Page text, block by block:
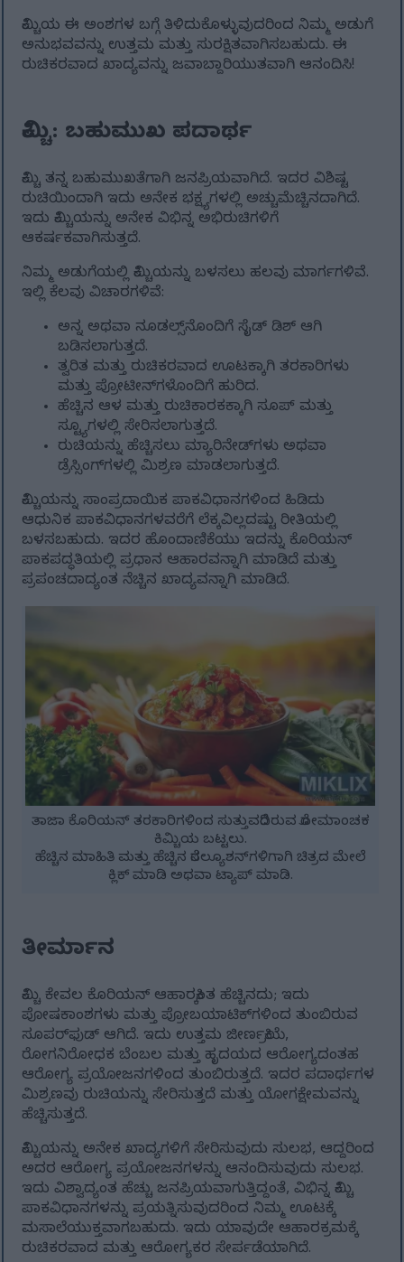
ಕಿಮ್ಚಿಯ ಈ ಅಂಶಗಳ ಬಗ್ಗೆ ತಿಳಿದುಕೊಳ್ಳುವುದರಿಂದ ನಿಮ್ಮ ಅಡುಗೆ
ಅನುಭವವನ್ನು ಉತ್ತಮ ಮತ್ತು ಸುರಕ್ಷಿತವಾಗಿಸಬಹುದು. ಈ
ರುಚಿಕರವಾದ ಖಾದ್ಯವನ್ನು ಜವಾಬ್ದಾರಿಯುತವಾಗಿ ಆನಂದಿಸಿ!
ಕಿಮ್ಚಿ: ಬಹುಮುಖ ಪದಾರ್ಥ
ಕಿಮ್ಚಿ ತನ್ನ ಬಹುಮುಖತೆಗಾಗಿ ಜನಪ್ರಿಯವಾಗಿದೆ. ಇದರ ವಿಶಿಷ್ಟ
ರುಚಿಯಿಂದಾಗಿ ಇದು ಅನೇಕ ಭಕ್ಷ್ಯಗಳಲ್ಲಿ ಅಚ್ಚುಮೆಚ್ಚಿನದಾಗಿದೆ.
ಇದು ಕಿಮ್ಚಿಯನ್ನು ಅನೇಕ ವಿಭಿನ್ನ ಅಭಿರುಚಿಗಳಿಗೆ
ಆಕರ್ಷಕವಾಗಿಸುತ್ತದೆ.
ನಿಮ್ಮ ಅಡುಗೆಯಲ್ಲಿ ಕಿಮ್ಚಿಯನ್ನು ಬಳಸಲು ಹಲವು ಮಾರ್ಗಗಳಿವೆ.
ಇಲ್ಲಿ ಕೆಲವು ವಿಚಾರಗಳಿವೆ:
ಅನ್ನ ಅಥವಾ ನೂಡಲ್ಸ್‌ನೊಂದಿಗೆ ಸೈಡ್ ಡಿಶ್ ಆಗಿ
ಬಡಿಸಲಾಗುತ್ತದೆ.
ತ್ವರಿತ ಮತ್ತು ರುಚಿಕರವಾದ ಊಟಕ್ಕಾಗಿ ತರಕಾರಿಗಳು
ಮತ್ತು ಪ್ರೋಟೀನ್‌ಗಳೊಂದಿಗೆ ಹುರಿದ.
ಹೆಚ್ಚಿನ ಆಳ ಮತ್ತು ರುಚಿಕಾರಕಕ್ಕಾಗಿ ಸೂಪ್ ಮತ್ತು
ಸ್ಟ್ಯೂಗಳಲ್ಲಿ ಸೇರಿಸಲಾಗುತ್ತದೆ.
ರುಚಿಯನ್ನು ಹೆಚ್ಚಿಸಲು ಮ್ಯಾರಿನೇಡ್‌ಗಳು ಅಥವಾ
ಡ್ರೆಸ್ಸಿಂಗ್‌ಗಳಲ್ಲಿ ಮಿಶ್ರಣ ಮಾಡಲಾಗುತ್ತದೆ.
ಕಿಮ್ಚಿಯನ್ನು ಸಾಂಪ್ರದಾಯಿಕ ಪಾಕವಿಧಾನಗಳಿಂದ ಹಿಡಿದು
ಆಧುನಿಕ ಪಾಕವಿಧಾನಗಳವರೆಗೆ ಲೆಕ್ಕವಿಲ್ಲದಷ್ಟು ರೀತಿಯಲ್ಲಿ
ಬಳಸಬಹುದು. ಇದರ ಹೊಂದಾಣಿಕೆಯು ಇದನ್ನು ಕೊರಿಯನ್
ಪಾಕಪದ್ಧತಿಯಲ್ಲಿ ಪ್ರಧಾನ ಆಹಾರವನ್ನಾಗಿ ಮಾಡಿದೆ ಮತ್ತು
ಪ್ರಪಂಚದಾದ್ಯಂತ ನೆಚ್ಚಿನ ಖಾದ್ಯವನ್ನಾಗಿ ಮಾಡಿದೆ.
ತಾಜಾ ಕೊರಿಯನ್ ತರಕಾರಿಗಳಿಂದ ಸುತ್ತುವರೆದಿರುವ ರೋಮಾಂಚಕ
ಕಿಮ್ಚಿಯ ಬಟ್ಟಲು.
ಹೆಚ್ಚಿನ ಮಾಹಿತಿ ಮತ್ತು ಹೆಚ್ಚಿನ ರೆಸಲ್ಯೂಶನ್‌ಗಳಿಗಾಗಿ ಚಿತ್ರದ ಮೇಲೆ
ಕ್ಲಿಕ್ ಮಾಡಿ ಅಥವಾ ಟ್ಯಾಪ್ ಮಾಡಿ.
ತೀರ್ಮಾನ
ಕಿಮ್ಚಿ ಕೇವಲ ಕೊರಿಯನ್ ಆಹಾರಕ್ಕಿಂತ ಹೆಚ್ಚಿನದು; ಇದು
ಪೋಷಕಾಂಶಗಳು ಮತ್ತು ಪ್ರೋಬಯಾಟಿಕ್‌ಗಳಿಂದ ತುಂಬಿರುವ
ಸೂಪರ್‌ಫುಡ್ ಆಗಿದೆ. ಇದು ಉತ್ತಮ ಜೀರ್ಣಕ್ರಿಯೆ,
ರೋಗನಿರೋಧಕ ಬೆಂಬಲ ಮತ್ತು ಹೃದಯದ ಆರೋಗ್ಯದಂತಹ
ಆರೋಗ್ಯ ಪ್ರಯೋಜನಗಳಿಂದ ತುಂಬಿರುತ್ತದೆ. ಇದರ ಪದಾರ್ಥಗಳ
ಮಿಶ್ರಣವು ರುಚಿಯನ್ನು ಸೇರಿಸುತ್ತದೆ ಮತ್ತು ಯೋಗಕ್ಷೇಮವನ್ನು
ಹೆಚ್ಚಿಸುತ್ತದೆ.
ಕಿಮ್ಚಿಯನ್ನು ಅನೇಕ ಖಾದ್ಯಗಳಿಗೆ ಸೇರಿಸುವುದು ಸುಲಭ, ಆದ್ದರಿಂದ
ಅದರ ಆರೋಗ್ಯ ಪ್ರಯೋಜನಗಳನ್ನು ಆನಂದಿಸುವುದು ಸುಲಭ.
ಇದು ವಿಶ್ವಾದ್ಯಂತ ಹೆಚ್ಚು ಜನಪ್ರಿಯವಾಗುತ್ತಿದ್ದಂತೆ, ವಿಭಿನ್ನ ಕಿಮ್ಚಿ
ಪಾಕವಿಧಾನಗಳನ್ನು ಪ್ರಯತ್ನಿಸುವುದರಿಂದ ನಿಮ್ಮ ಊಟಕ್ಕೆ
ಮಸಾಲೆಯುಕ್ತವಾಗಬಹುದು. ಇದು ಯಾವುದೇ ಆಹಾರಕ್ರಮಕ್ಕೆ
ರುಚಿಕರವಾದ ಮತ್ತು ಆರೋಗ್ಯಕರ ಸೇರ್ಪಡೆಯಾಗಿದೆ.